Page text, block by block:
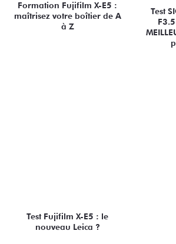
Formation Fujifilm X-E5 :
maîtrisez votre boîtier de A
à Z
Test
Test Fujifilm X-E5 : le
nouveau Leica ?